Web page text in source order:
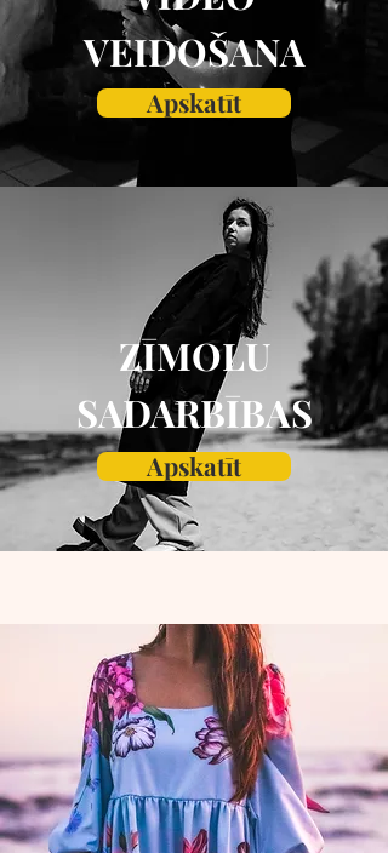
VEIDOŠANA
Apskatīt
​ZĪMOLU
SADARBĪBAS
Apskatīt